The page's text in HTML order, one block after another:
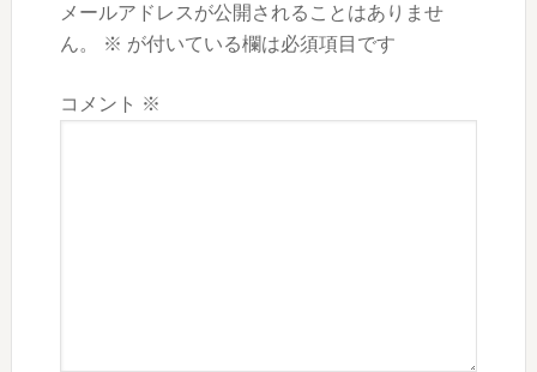
メールアドレスが公開されることはありませ
ん。
※ が付いている欄は必須項目です
コメント ※